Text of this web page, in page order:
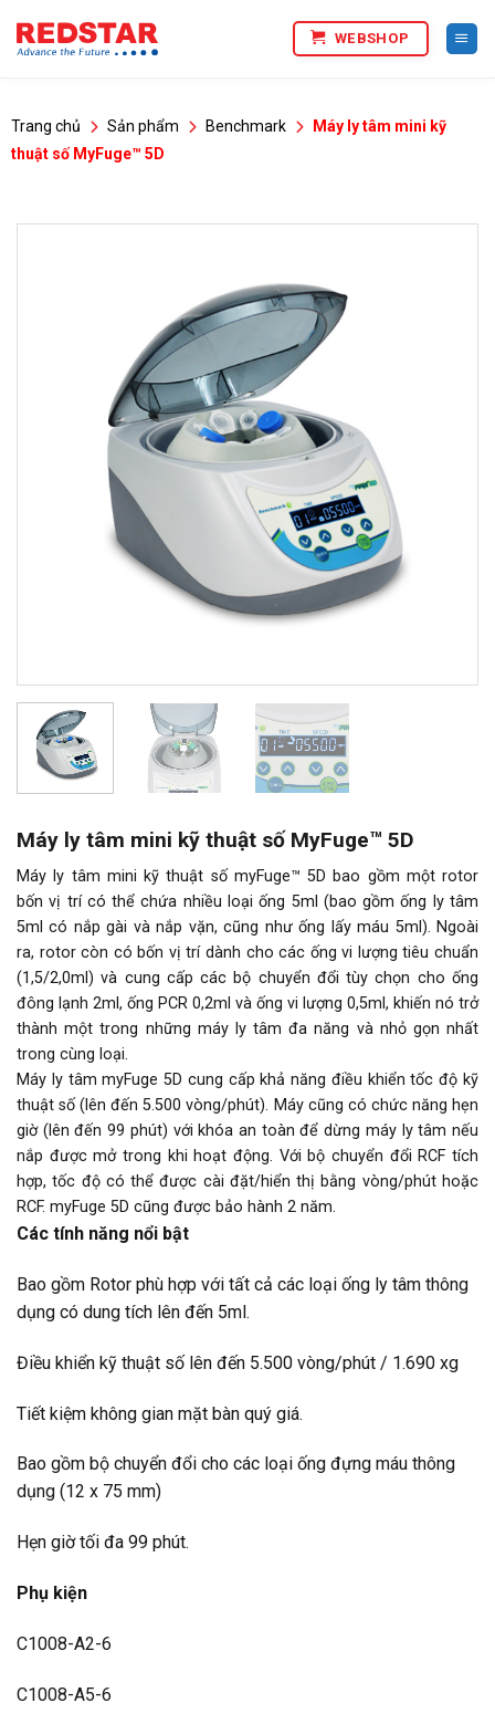
qua
WEBSHOP
Trang chủ Sản phẩm Benchmark
Máy ly tâm mini kỹ
thuật số MyFuge™ 5D
Máy ly tâm mini kỹ thuật số MyFuge™ 5D
Máy ly tâm mini kỹ thuật số myFuge™ 5D bao gồm một rotor
bốn vị trí có thể chứa nhiều loại ống 5ml (bao gồm ống ly tâm
5ml có nắp gài và nắp vặn, cũng như ống lấy máu 5ml). Ngoài
ra, rotor còn có bốn vị trí dành cho các ống vi lượng tiêu chuẩn
(1,5/2,0ml) và cung cấp các bộ chuyển đổi tùy chọn cho ống
đông lạnh 2ml, ống PCR 0,2ml và ống vi lượng 0,5ml, khiến nó trở
thành một trong những máy ly tâm đa năng và nhỏ gọn nhất
trong cùng loại.
Máy ly tâm myFuge 5D cung cấp khả năng điều khiển tốc độ kỹ
thuật số (lên đến 5.500 vòng/phút). Máy cũng có chức năng hẹn
giờ (lên đến 99 phút) với khóa an toàn để dừng máy ly tâm nếu
nắp được mở trong khi hoạt động. Với bộ chuyển đổi RCF tích
hợp, tốc độ có thể được cài đặt/hiển thị bằng vòng/phút hoặc
RCF. myFuge 5D cũng được bảo hành 2 năm.
Các tính năng nổi bật
Bao gồm Rotor phù hợp với tất cả các loại ống ly tâm thông
dụng có dung tích lên đến 5ml.
Điều khiển kỹ thuật số lên đến 5.500 vòng/phút / 1.690 xg
Tiết kiệm không gian mặt bàn quý giá.
Bao gồm bộ chuyển đổi cho các loại ống đựng máu thông
dụng (12 x 75 mm)
Hẹn giờ tối đa 99 phút.
Phụ kiện
C1008-A2-6
C1008-A5-6